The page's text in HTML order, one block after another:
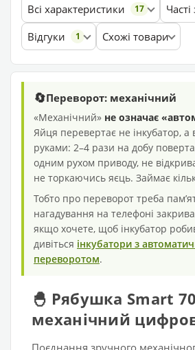
Всі характеристики 17
Відгуки 1 Схожі товари
🔄Переворот: механічний
«Механічний» не означає
Яйця перевертає не інкубатор,
руками: 2–4 рази на добу
одним рухом приводу, не
не торкаючись яєць. Займає
Тобто про переворот треба
нагадування на телефоні
якщо хочете, щоб інкубатор
дивіться інкубатори з
переворотом.
🐣 Рябушка Smart 70
механічний
Поєднання зручного